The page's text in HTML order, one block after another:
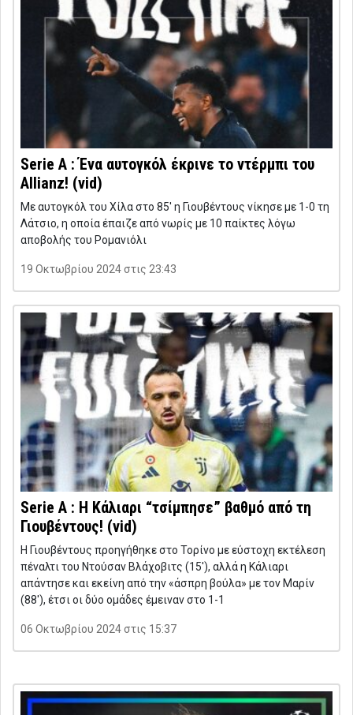
Serie A : Ένα αυτογκόλ έκρινε το ντέρμπι του
Allianz! (vid)
Με αυτογκόλ του Χίλα στο 85′ η Γιουβέντους νίκησε με 1-0 τη
Λάτσιο, η οποία έπαιζε από νωρίς με 10 παίκτες λόγω
αποβολής του Ρομανιόλι
19 Οκτωβρίου 2024 στις 23:43
Serie A : Η Κάλιαρι “τσίμπησε” βαθμό από τη
Γιουβέντους! (vid)
Η Γιουβέντους προηγήθηκε στο Τορίνο με εύστοχη εκτέλεση
πέναλτι του Ντούσαν Βλάχοβιτς (15′), αλλά η Κάλιαρι
απάντησε και εκείνη από την «άσπρη βούλα» με τον Μαρίν
(88′), έτσι οι δύο ομάδες έμειναν στο 1-1
06 Οκτωβρίου 2024 στις 15:37